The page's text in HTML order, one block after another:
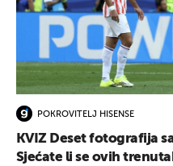
POKROVITELJ HISENSE
KVIZ Deset fotografija
Sjećate li se ovih